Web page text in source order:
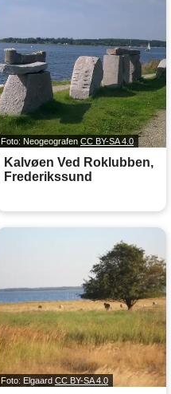
Foto: Neogeografen CC BY-SA 4.0
Kalvøen Ved Roklubben,
Frederikssund
Foto: Elgaard CC BY-SA 4.0